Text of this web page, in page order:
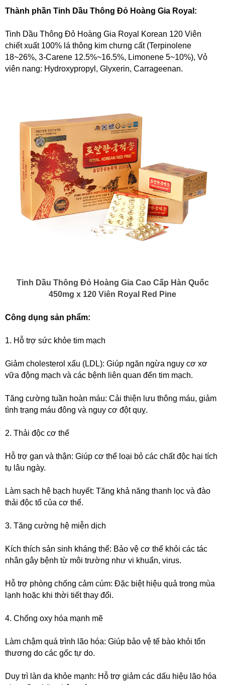
Thành phần Tinh Dầu Thông Đỏ Hoàng Gia Royal:
Tinh Dầu Thông Đỏ Hoàng Gia Royal Korean 120 Viên
chiết xuất 100% lá thông kim chưng cất (Terpinolene
18~26%, 3-Carene 12.5%~16.5%, Limonene 5~10%), Vỏ
viên nang: Hydroxypropyl, Glyxerin, Carrageenan.
Tinh Dầu Thông Đỏ Hoàng Gia Cao Cấp Hàn Quốc
450mg x 120 Viên Royal Red Pine
Công dụng sản phẩm:
1. Hỗ trợ sức khỏe tim mạch
Giảm cholesterol xấu (LDL): Giúp ngăn ngừa nguy cơ xơ
vữa động mạch và các bệnh liên quan đến tim mạch.
Tăng cường tuần hoàn máu: Cải thiện lưu thông máu, giảm
tình trạng máu đông và nguy cơ đột quỵ.
2. Thải độc cơ thể
Hỗ trợ gan và thận: Giúp cơ thể loại bỏ các chất độc hại tích
tụ lâu ngày.
Làm sạch hệ bạch huyết: Tăng khả năng thanh lọc và đào
thải độc tố của cơ thể.
3. Tăng cường hệ miễn dịch
Kích thích sản sinh kháng thể: Bảo vệ cơ thể khỏi các tác
nhân gây bệnh từ môi trường như vi khuẩn, virus.
Hỗ trợ phòng chống cảm cúm: Đặc biệt hiệu quả trong mùa
lạnh hoặc khi thời tiết thay đổi.
4. Chống oxy hóa mạnh mẽ
Làm chậm quá trình lão hóa: Giúp bảo vệ tế bào khỏi tổn
thương do các gốc tự do.
Duy trì làn da khỏe mạnh: Hỗ trợ giảm các dấu hiệu lão hóa